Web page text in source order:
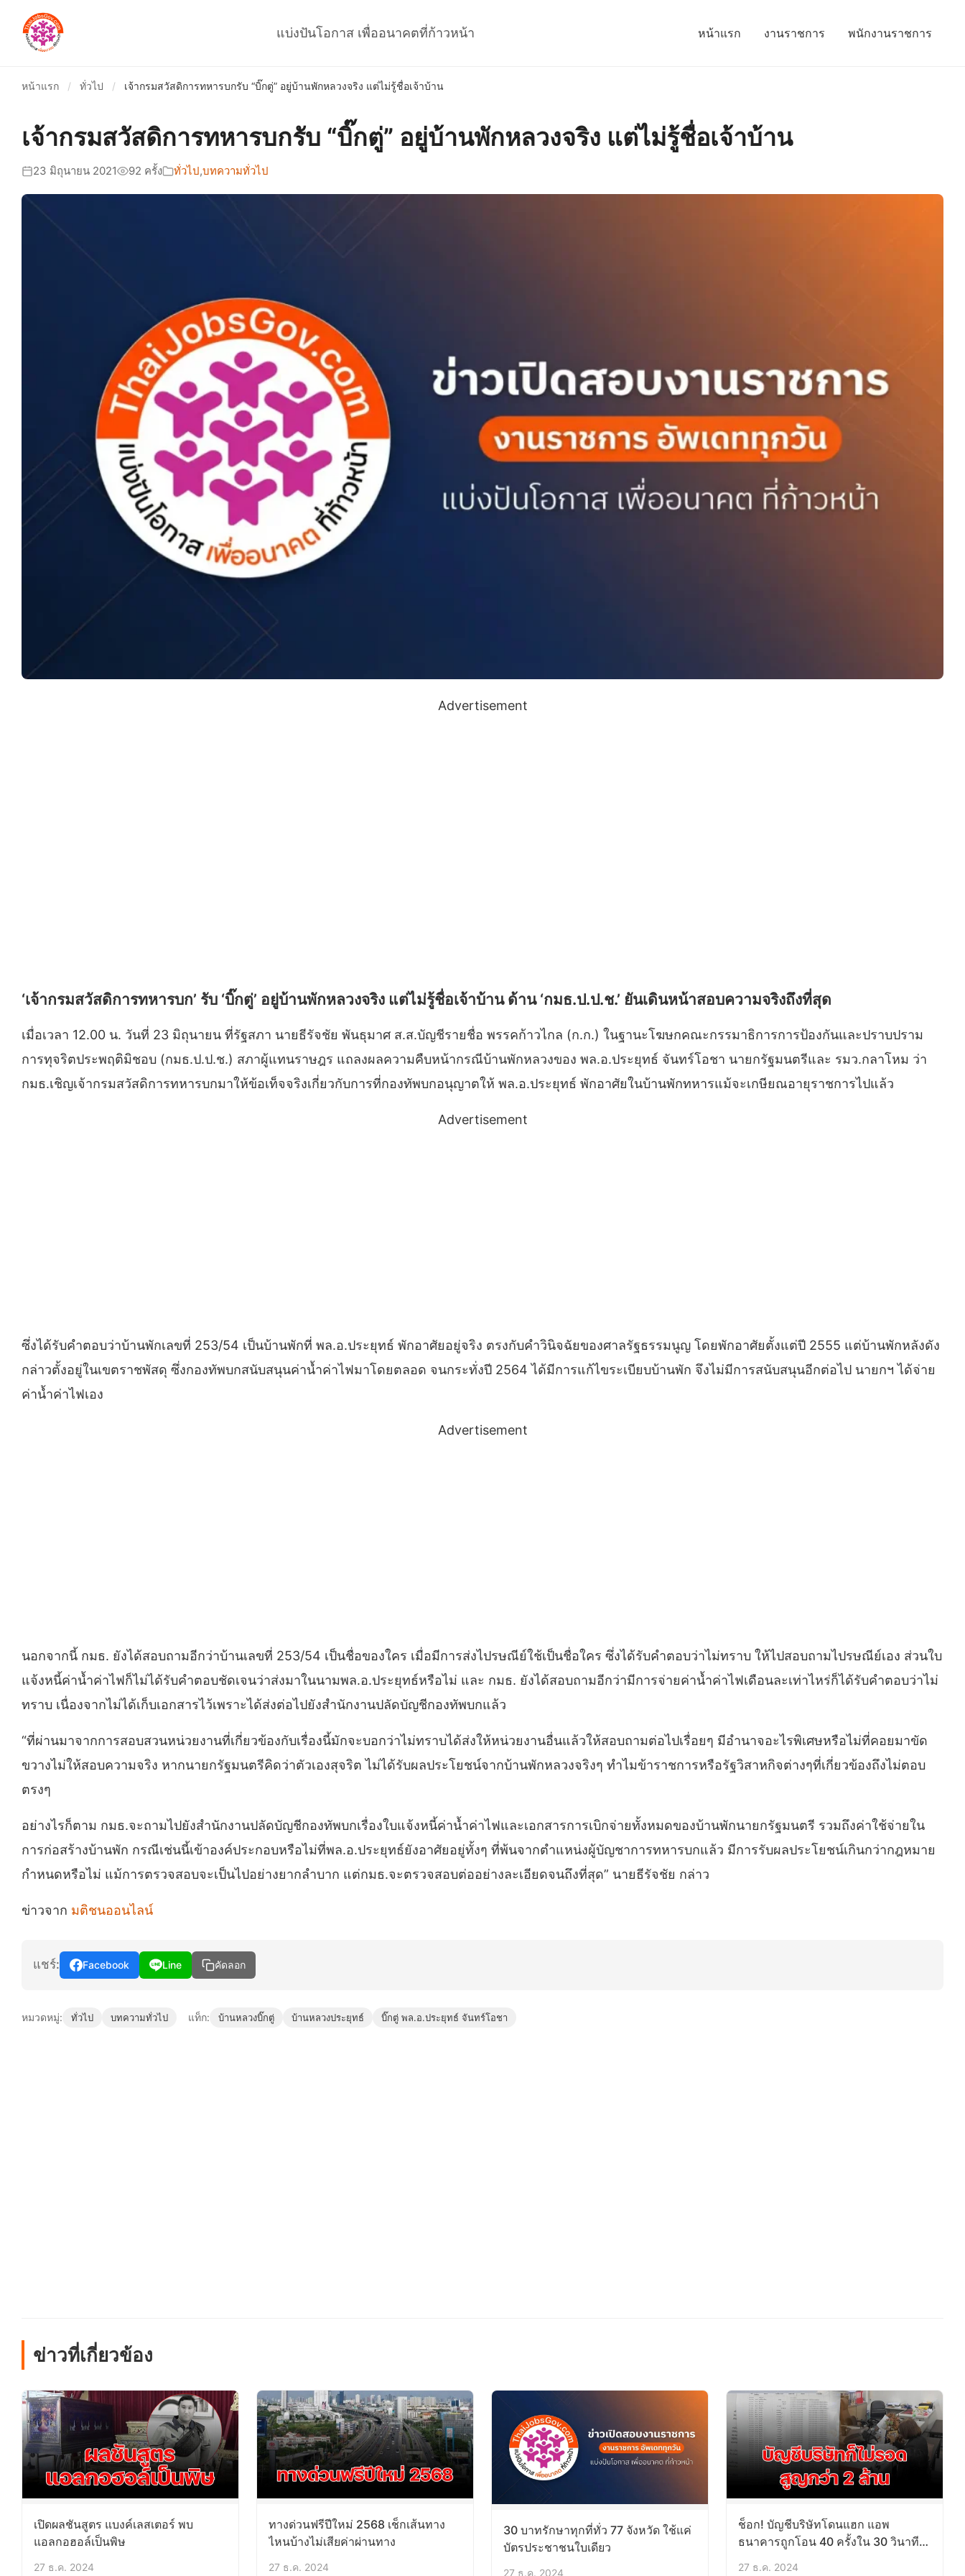
แบ่งปันโอกาส เพื่ออนาคตที่ก้าวหน้า หน้าแรก งานราชการ พนักงานราชการ
หน้าแรก / ทั่วไป / เจ้ากรมสวัสดิการทหารบกรับ “บิ๊กตู่” อยู่บ้านพักหลวงจริง แต่ไม่รู้ชื่อเจ้าบ้าน
เจ้ากรมสวัสดิการทหารบกรับ “บิ๊กตู่” อยู่บ้านพักหลวงจริง แต่ไม่รู้ชื่อเจ้าบ้าน
23 มิถุนายน 2021 92 ครั้ง ทั่วไป,บทความทั่วไป
Advertisement
‘เจ้ากรมสวัสดิการทหารบก’ รับ ‘บิ๊กตู่’ อยู่บ้านพักหลวงจริง แต่ไม่รู้ชื่อเจ้าบ้าน ด้าน ‘กมธ.ป.ป.ช.’ ยันเดินหน้าสอบความจริงถึงที่สุด
เมื่อเวลา 12.00 น. วันที่ 23 มิถุนายน ที่รัฐสภา นายธีรัจชัย พันธุมาศ ส.ส.บัญชีรายชื่อ พรรคก้าวไกล (ก.ก.) ในฐานะโฆษกคณะกรรมาธิการการป้องกันและปราบปราม
การทุจริตประพฤติมิชอบ (กมธ.ป.ป.ช.) สภาผู้แทนราษฎร แถลงผลความคืบหน้ากรณีบ้านพักหลวงของ พล.อ.ประยุทธ์ จันทร์โอชา นายกรัฐมนตรีและ รมว.กลาโหม ว่า
กมธ.เชิญเจ้ากรมสวัสดิการทหารบกมาให้ข้อเท็จจริงเกี่ยวกับการที่กองทัพบกอนุญาตให้ พล.อ.ประยุทธ์ พักอาศัยในบ้านพักทหารแม้จะเกษียณอายุราชการไปแล้ว
Advertisement
ซึ่งได้รับคำตอบว่าบ้านพักเลขที่ 253/54 เป็นบ้านพักที่ พล.อ.ประยุทธ์ พักอาศัยอยู่จริง ตรงกับคำวินิจฉัยของศาลรัฐธรรมนูญ โดยพักอาศัยตั้งแต่ปี 2555 แต่บ้านพักหลังดัง
กล่าวตั้งอยู่ในเขตราชพัสดุ ซึ่งกองทัพบกสนับสนุนค่าน้ำค่าไฟมาโดยตลอด จนกระทั่งปี 2564 ได้มีการแก้ไขระเบียบบ้านพัก จึงไม่มีการสนับสนุนอีกต่อไป นายกฯ ได้จ่าย
ค่าน้ำค่าไฟเอง
Advertisement
นอกจากนี้ กมธ. ยังได้สอบถามอีกว่าบ้านเลขที่ 253/54 เป็นชื่อของใคร เมื่อมีการส่งไปรษณีย์ใช้เป็นชื่อใคร ซึ่งได้รับคำตอบว่าไม่ทราบ ให้ไปสอบถามไปรษณีย์เอง ส่วนใบ
แจ้งหนี้ค่าน้ำค่าไฟก็ไม่ได้รับคำตอบชัดเจนว่าส่งมาในนามพล.อ.ประยุทธ์หรือไม่ และ กมธ. ยังได้สอบถามอีกว่ามีการจ่ายค่าน้ำค่าไฟเดือนละเท่าไหร่ก็ได้รับคำตอบว่าไม่
ทราบ เนื่องจากไม่ได้เก็บเอกสารไว้เพราะได้ส่งต่อไปยังสำนักงานปลัดบัญชีกองทัพบกแล้ว
“ที่ผ่านมาจากการสอบสวนหน่วยงานที่เกี่ยวข้องกับเรื่องนี้มักจะบอกว่าไม่ทราบได้ส่งให้หน่วยงานอื่นแล้วให้สอบถามต่อไปเรื่อยๆ มีอำนาจอะไรพิเศษหรือไม่ที่คอยมาขัด
ขวางไม่ให้สอบความจริง หากนายกรัฐมนตรีคิดว่าตัวเองสุจริต ไม่ได้รับผลประโยชน์จากบ้านพักหลวงจริงๆ ทำไมข้าราชการหรือรัฐวิสาหกิจต่างๆที่เกี่ยวข้องถึงไม่ตอบ
ตรงๆ
อย่างไรก็ตาม กมธ.จะถามไปยังสำนักงานปลัดบัญชีกองทัพบกเรื่องใบแจ้งหนี้ค่าน้ำค่าไฟและเอกสารการเบิกจ่ายทั้งหมดของบ้านพักนายกรัฐมนตรี รวมถึงค่าใช้จ่ายใน
การก่อสร้างบ้านพัก กรณีเช่นนี้เข้าองค์ประกอบหรือไม่ที่พล.อ.ประยุทธ์ยังอาศัยอยู่ทั้งๆ ที่พ้นจากตำแหน่งผู้บัญชาการทหารบกแล้ว มีการรับผลประโยชน์เกินกว่ากฎหมาย
กำหนดหรือไม่ แม้การตรวจสอบจะเป็นไปอย่างยากลำบาก แต่กมธ.จะตรวจสอบต่ออย่างละเอียดจนถึงที่สุด” นายธีรัจชัย กล่าว
ข่าวจาก มติชนออนไลน์
แชร์: Facebook Line คัดลอก
หมวดหมู่: ทั่วไป บทความทั่วไป แท็ก: บ้านหลวงบิ๊กตู่ บ้านหลวงประยุทธ์ บิ๊กตู่ พล.อ.ประยุทธ์ จันทร์โอชา
ข่าวที่เกี่ยวข้อง
เปิดผลชันสูตร แบงค์เลสเตอร์ พบ
แอลกอฮอล์เป็นพิษ
27 ธ.ค. 2024
ทางด่วนฟรีปีใหม่ 2568 เช็กเส้นทาง
ไหนบ้างไม่เสียค่าผ่านทาง
27 ธ.ค. 2024
30 บาทรักษาทุกที่ทั่ว 77 จังหวัด ใช้แค่
บัตรประชาชนใบเดียว
27 ธ.ค. 2024
ช็อก! บัญชีบริษัทโดนแฮก แอพ
ธนาคารถูกโอน 40 ครั้งใน 30 วินาที
27 ธ.ค. 2024